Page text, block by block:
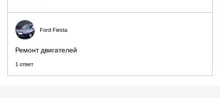
Ford Fiesta
Ремонт двигателей
1 ответ